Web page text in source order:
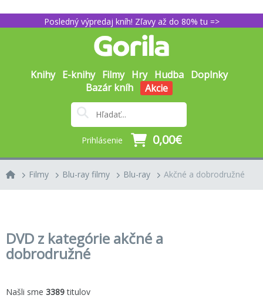
Posledný výpredaj kníh! Zľavy až do 80% tu =>
Knihy E-knihy Filmy Hry Hudba Doplnky
Bazár kníh
Akcie
Prihlásenie 0,00€
Filmy Blu-ray filmy Blu-ray Akčné a dobrodružné
DVD z kategórie akčné a
dobrodružné
Našli sme 3389titulov